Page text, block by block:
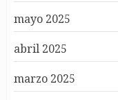
mayo 2025
abril 2025
marzo 2025